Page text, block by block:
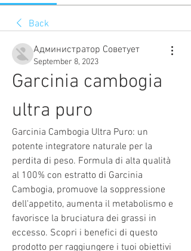
Back
Администратор Советует
September 8, 2023
Garcinia cambogia
ultra puro
Garcinia Cambogia Ultra Puro: un
potente integratore naturale per la
perdita di peso. Formula di alta qualità
al 100% con estratto di Garcinia
Cambogia, promuove la soppressione
dell'appetito, aumenta il metabolismo e
favorisce la bruciatura dei grassi in
eccesso. Scopri i benefici di questo
prodotto per raggiungere i tuoi obiettivi